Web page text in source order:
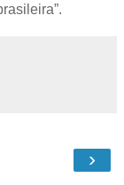
›